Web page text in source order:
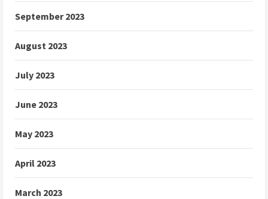
September 2023
August 2023
July 2023
June 2023
May 2023
April 2023
March 2023